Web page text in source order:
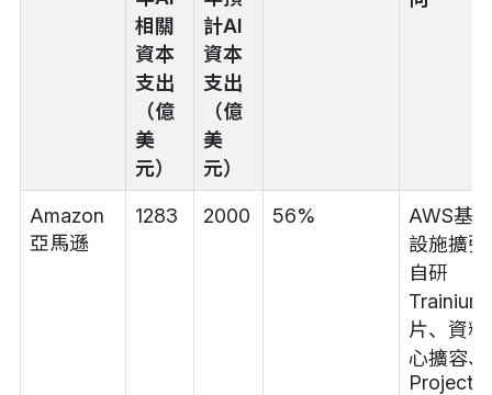
相關
資本
支出
（億
美
元）
計AI
資本
支出
（億
美
元）
Amazon
亞馬遜
1283 2000 56%
AWS基礎
設施擴張
自研
Trainium
片、資料
心擴容、
Project